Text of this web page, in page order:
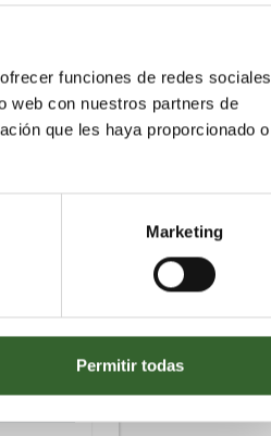
funciones de redes sociales
web con nuestros partners de
que les haya proporcionado o
Marketing
Permitir todas